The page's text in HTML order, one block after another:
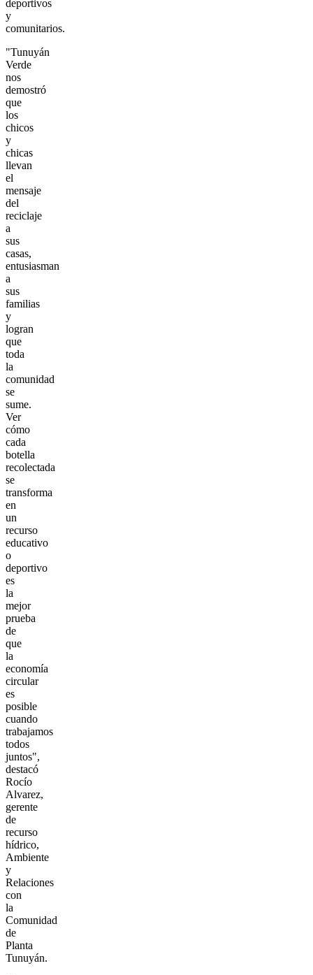
deportivos
y
comunitarios.
"Tunuyán
Verde
nos
demostró
que
los
chicos
y
chicas
llevan
el
mensaje
del
reciclaje
a
sus
casas,
entusiasman
a
sus
familias
y
logran
que
toda
la
comunidad
se
sume.
Ver
cómo
cada
botella
recolectada
se
transforma
en
un
recurso
educativo
o
deportivo
es
la
mejor
prueba
de
que
la
economía
circular
es
posible
cuando
trabajamos
todos
juntos",
destacó
Rocío
Alvarez,
gerente
de
recurso
hídrico,
Ambiente
y
Relaciones
con
la
Comunidad
de
Planta
Tunuyán.